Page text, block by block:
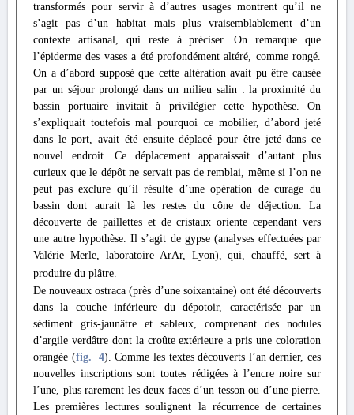
transformés pour servir à d’autres usages montrent qu’il ne
s’agit pas d’un habitat mais plus vraisemblablement d’un
contexte artisanal, qui reste à préciser. On remarque que
l’épiderme des vases a été profondément altéré, comme rongé.
On a d’abord supposé que cette altération avait pu être causée
par un séjour prolongé dans un milieu salin : la proximité du
bassin portuaire invitait à privilégier cette hypothèse. On
s’expliquait toutefois mal pourquoi ce mobilier, d’abord jeté
dans le port, avait été ensuite déplacé pour être jeté dans ce
nouvel endroit. Ce déplacement apparaissait d’autant plus
curieux que le dépôt ne servait pas de remblai, même si l’on ne
peut pas exclure qu’il résulte d’une opération de curage du
bassin dont aurait là les restes du cône de déjection. La
découverte de paillettes et de cristaux oriente cependant vers
une autre hypothèse. Il s’agit de gypse (analyses effectuées par
Valérie Merle, laboratoire ArAr, Lyon), qui, chauffé, sert à
produire du plâtre.
De nouveaux ostraca (près d’une soixantaine) ont été découverts
dans la couche inférieure du dépotoir, caractérisée par un
sédiment gris-jaunâtre et sableux, comprenant des nodules
d’argile verdâtre dont la croûte extérieure a pris une coloration
orangée (fig. 4). Comme les textes découverts l’an dernier, ces
nouvelles inscriptions sont toutes rédigées à l’encre noire sur
l’une, plus rarement les deux faces d’un tesson ou d’une pierre.
Les premières lectures soulignent la récurrence de certaines